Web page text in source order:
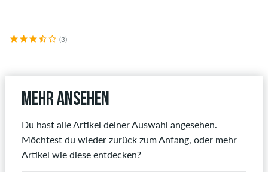
(3)
Mehr ansehen
Du hast alle Artikel deiner Auswahl angesehen.
Möchtest du wieder zurück zum Anfang, oder mehr
Artikel wie diese entdecken?